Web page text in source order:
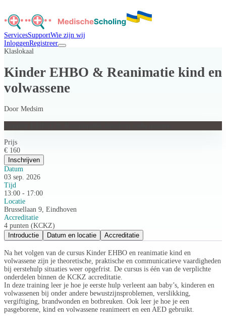
ServicesSupportWie zijn wij
InloggenRegistreer
Klaslokaal
Kinder EHBO & Reanimatie kind en
volwassene
Door Medsim
Prijs
€ 160
Inschrijven
Datum
03 sep. 2026
Tijd
13:00 - 17:00
Locatie
Brussellaan 9, Eindhoven
Accreditatie
4 punten (KCKZ)
Introductie
Datum en locatie Accreditatie
Na het volgen van de cursus Kinder EHBO en reanimatie kind en
volwassene zijn je theoretische, praktische en communicatieve vaardigheden
bij eerstehulp situaties weer opgefrist. De cursus is één van de verplichte
onderdelen binnen de KCKZ accreditatie.
In deze training leer je hoe je eerste hulp verleent aan baby’s, kinderen en
volwassenen bij onder andere bewustzijnsproblemen, verslikking,
vergiftiging, brandwonden en botbreuken. Ook leer je hoe je een
pasgeborene, kind en volwassene reanimeert en een AED gebruikt.